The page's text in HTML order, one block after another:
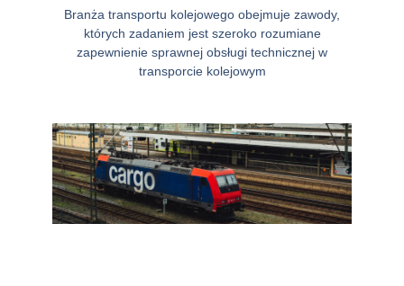
Branża transportu kolejowego obejmuje zawody,
których zadaniem jest szeroko rozumiane
zapewnienie sprawnej obsługi technicznej w
transporcie kolejowym